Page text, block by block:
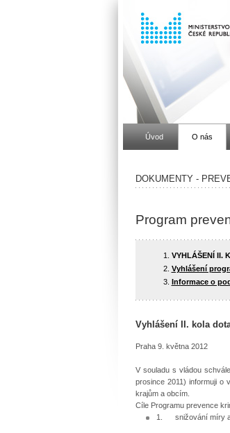
Úvod O nás
DOKUMENTY -
Program
VYHLÁŠENÍ II.
Vyhlášení
Informace o
Vyhlášení II. kola
Praha 9. května 2012
V souladu s vládou
prosince 2011) informuji o
krajům a obcím.
Cíle Programu prevence
1.
snižování míry